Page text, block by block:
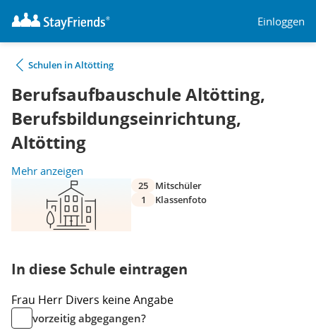
Einloggen
Schulen in Altötting
Berufsaufbauschule Altötting,
Berufsbildungseinrichtung,
Altötting
Mehr anzeigen
25
Mitschüler
1
Klassenfoto
In diese Schule eintragen
Frau Herr Divers keine Angabe
vorzeitig abgegangen?